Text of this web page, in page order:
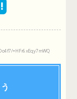
+HFr6xEqy7mWQ